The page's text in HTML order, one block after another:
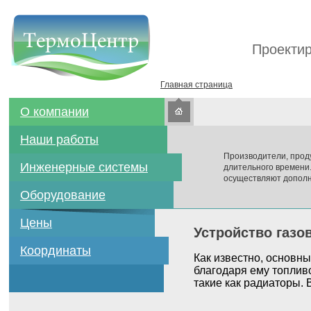
Главная страница
О компании
Наши работы
Инженерные системы
Оборудование
Цены
Координаты
Производители,
длительного
осуществляют
Устройство
Как известно,
благодаря ему
такие как радиаторы.